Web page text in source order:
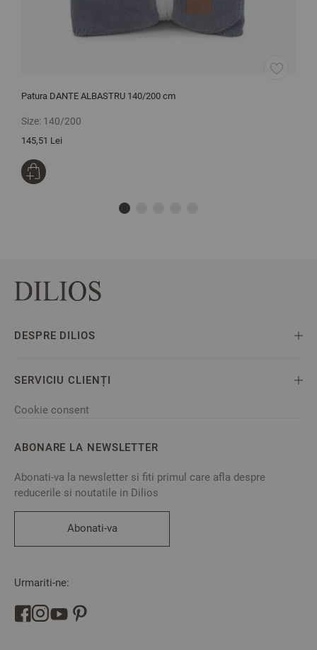
Patura DANTE ALBASTRU 140/200 cm
Size: 140/200
145,51 Lei
DESPRE DILIOS
SERVICIU CLIENȚI
Cookie consent
ABONARE LA NEWSLETTER
Abonati-va la newsletter si fiti primul care afla despre
reducerile si noutatile in Dilios
Abonati-va
Urmariti-ne: